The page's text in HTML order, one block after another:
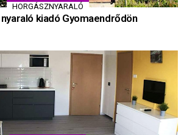
HORGÁSZNYARALÓ
kiadó Gyomaendrődön